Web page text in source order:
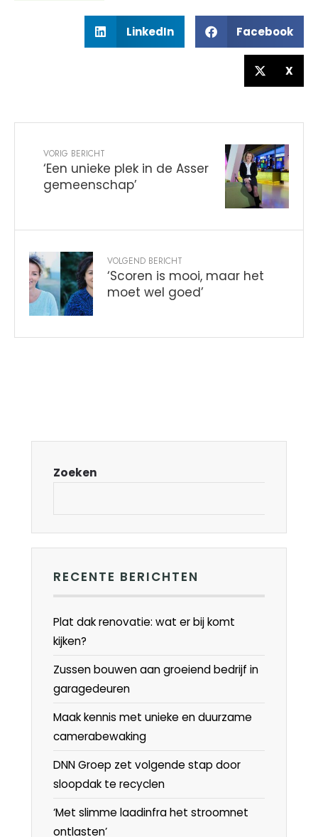
LinkedIn Facebook
X
VORIG BERICHT
‘Een unieke plek in de Asser
gemeenschap’
VOLGEND BERICHT
‘Scoren is mooi, maar het
moet wel goed’
Zoeken
RECENTE BERICHTEN
Plat dak renovatie: wat er bij komt
kijken?
Zussen bouwen aan groeiend bedrijf in
garagedeuren
Maak kennis met unieke en duurzame
camerabewaking
DNN Groep zet volgende stap door
sloopdak te recyclen
‘Met slimme laadinfra het stroomnet
ontlasten’